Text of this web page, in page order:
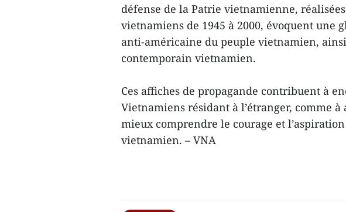
défense de la Patrie vietnamienne,
vietnamiens de 1945 à 2000, évoquent une
anti-américaine du peuple vietnamien,
contemporain vietnamien.
Ces affiches de propagande contribuent à
Vietnamiens résidant à l’étranger, comme
mieux comprendre le courage et
vietnamien. – VNA